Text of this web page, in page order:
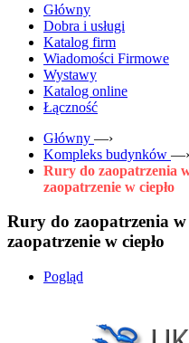
Główny
Dobra i usługi
Katalog firm
Wiadomości Firmowe
Wystawy
Katalog online
Łączność
Główny —›
Kompleks budynków —›
Rury do zaopatrzenia
zaopatrzenie w ciepło
Rury do zaopatrzenia w
zaopatrzenie w ciepło
Pogląd